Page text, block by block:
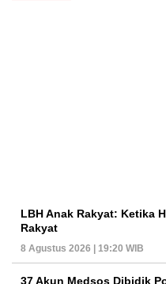
LBH Anak Rakyat: Ketika
Rakyat
8 Agustus 2026 | 19:20 WIB
37 Akun Medsos Dibidik